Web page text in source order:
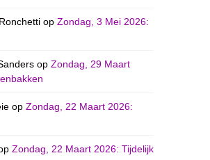
opZondag, 3 Mei 2026:
opZondag, 29 Maart
opZondag, 22 Maart 2026:
Zondag, 22 Maart 2026: Tijdelijk